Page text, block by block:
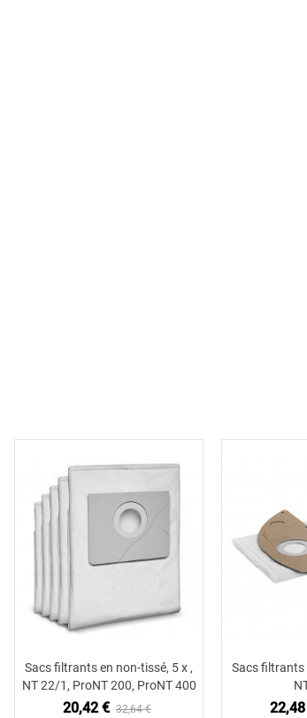
Ajouter au panier
Sacs filtrants en non-tissé, 5 x ,
NT 22/1, ProNT 200, ProNT 400
20,42 € 32,64 €
Sacs filtrants